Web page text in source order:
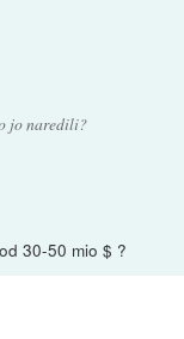
jo naredili?
30-50 mio $ ?